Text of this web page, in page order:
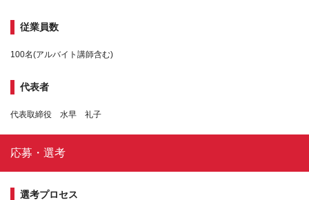
従業員数
100名(アルバイト講師含む)
代表者
代表取締役 水早 礼子
応募・選考
選考プロセス